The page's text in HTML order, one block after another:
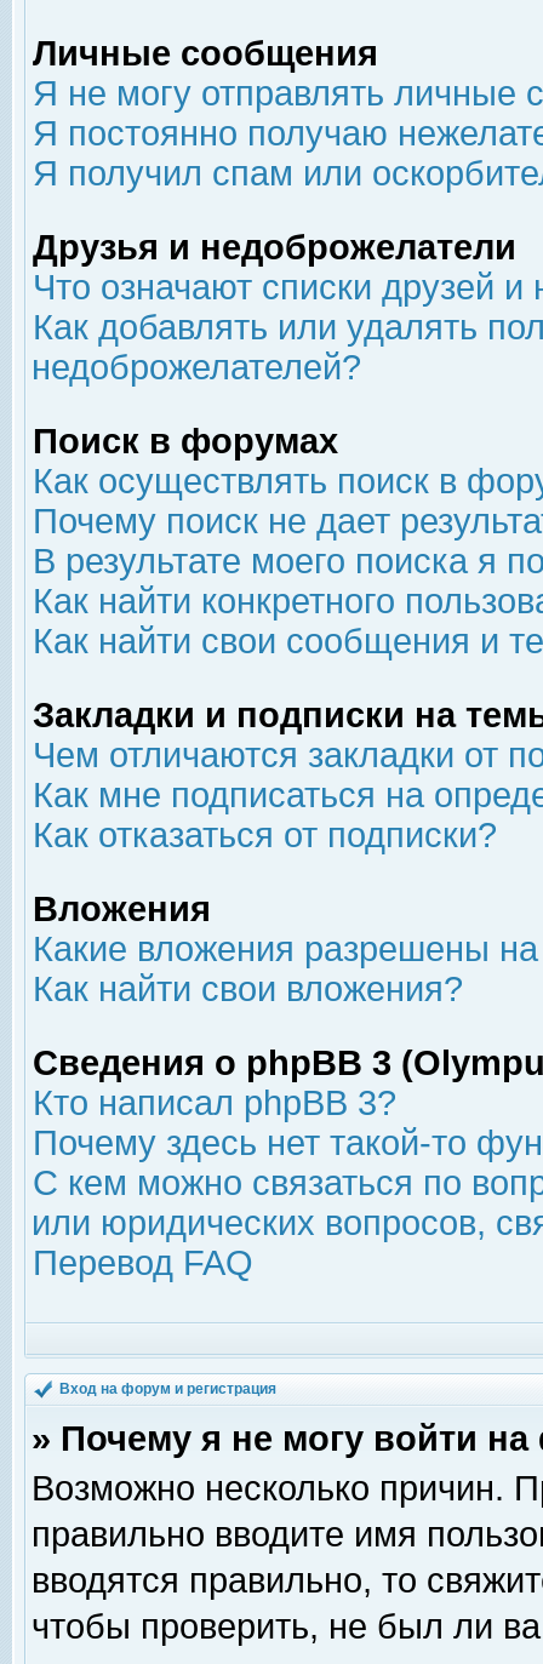
Личные сообщения
Я не могу отправлять личные
Я постоянно получаю
Я получил спам или
Друзья и недоброжелатели
Что означают списки друзей
Как добавлять или удалять
недоброжелателей?
Поиск в форумах
Как осуществлять поиск в
Почему поиск не дает
В результате моего поиска я
Как найти конкретного
Как найти свои сообщения и
Закладки и подписки на
Чем отличаются закладки от
Как мне подписаться на
Как отказаться от подписки?
Вложения
Какие вложения разрешены
Как найти свои вложения?
Сведения о phpBB 3
Кто написал phpBB 3?
Почему здесь нет такой-то
С кем можно связаться по
или юридических вопросов,
Перевод FAQ
Вход на форум и регистрация
» Почему я не могу войти
Возможно несколько причин.
правильно вводите имя
вводятся правильно, то
чтобы проверить, не был ли